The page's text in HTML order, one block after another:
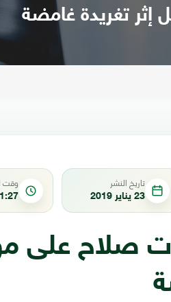
إثر تغريدة غامضة
تاريخ النشر
23 يناير 2019
وقت
صلاح على